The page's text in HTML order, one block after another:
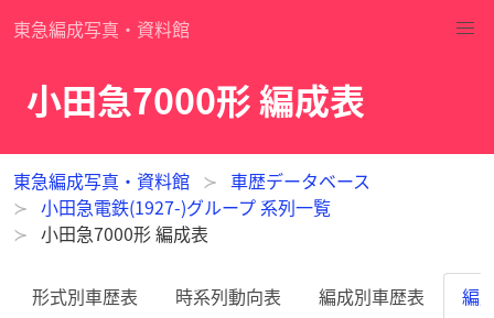
東急編成写真・資料館
小田急7000形 編成表
東急編成写真・資料館
車歴データベース
小田急電鉄(1927-)グループ 系列一覧
小田急7000形 編成表
形式別車歴表 時系列動向表 編成別車歴表 編